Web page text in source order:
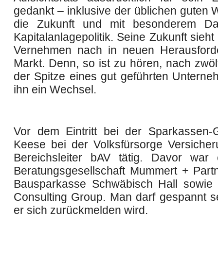
gedankt – inklusive der üblichen guten
die Zukunft und mit besonderem
Kapitalanlagepolitik. Seine Zukunft
Vernehmen nach in neuen
Markt. Denn, so ist zu hören, nach
der Spitze eines gut geführten
ihn ein Wechsel.
Vor dem Eintritt bei der Sparkassen-
Keese bei der Volksfürsorge
Bereichsleiter bAV tätig. Davor
Beratungsgesellschaft Mummert +
Bausparkasse Schwäbisch Hall
Consulting Group. Man darf gespannt
er sich zurückmelden wird.